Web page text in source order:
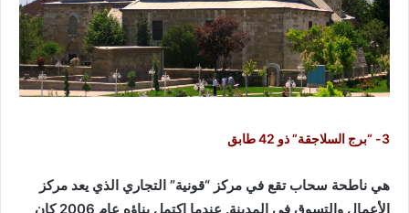
3- “برج السلاجقة” ذو 42 طابق
هي ناطحة سحاب تقع في مركز “قونية” التجاري الذي يعد مركز
الأعمال والتسوق في المدينة. عندما اكتمل بناؤه عام 2006 كان